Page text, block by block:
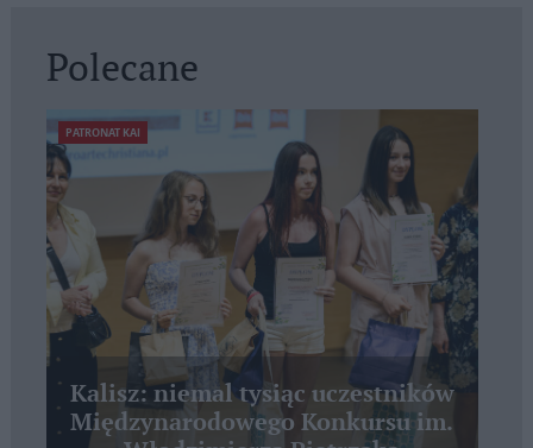
Polecane
PATRONAT KAI
Kalisz: niemal tysiąc uczestników
Międzynarodowego Konkursu im.